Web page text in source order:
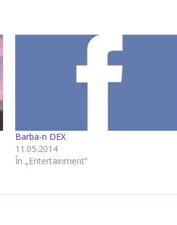
Barba-n DEX
11.05.2014
În „Entertainment”